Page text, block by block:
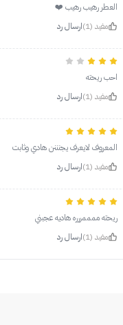
العطر رهيب رهيب ❤️
مفيد (1)
ارسال رد
احب ريحته
مفيد (1)
ارسال رد
المعروف لايعرف يجنننن هادي وثابت
مفيد (1)
ارسال رد
ريحته ممممررره هاديه عجبني
مفيد (1)
ارسال رد